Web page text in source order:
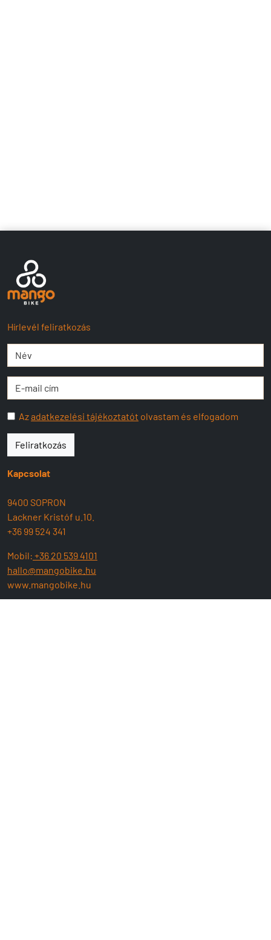
Hírlevél feliratkozás
Azadatkezelési tájékoztatót olvastam és elfogadom
Feliratkozás
Kapcsolat
9400 SOPRON
Lackner Kristóf u.10.
+36 99 524 341
Mobil: +36 20 539 4101
hallo@mangobike.hu
www.mangobike.hu